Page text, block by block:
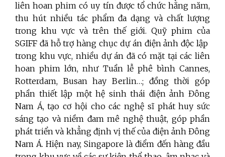
liên hoan phim có uy tín được tổ chức hằng năm,
thu hút nhiều tác phẩm đa dạng và chất lượng
trong khu vực và trên thế giới. Quỹ phim của
SGIFF đã hỗ trợ hàng chục dự án điện ảnh độc lập
trong khu vực, nhiều dự án đã có mặt tại các liên
hoan phim lớn, như Tuần lễ phê bình Cannes,
Rotterdam, Busan hay Berlin…; đồng thời góp
phần thiết lập một hệ sinh thái điện ảnh Đông
Nam Á, tạo cơ hội cho các nghệ sĩ phát huy sức
sáng tạo và niềm đam mê nghệ thuật, góp phần
phát triển và khẳng định vị thế của điện ảnh Đông
Nam Á. Hiện nay, Singapore là điểm đến hàng đầu